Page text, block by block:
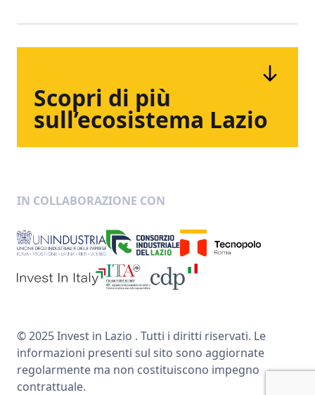
Scopri di più
sull’ecosistema Lazio
IN COLLABORAZIONE CON
© 2025 Invest in Lazio . Tutti i diritti riservati. Le
informazioni presenti sul sito sono aggiornate
regolarmente ma non costituiscono impegno
contrattuale.